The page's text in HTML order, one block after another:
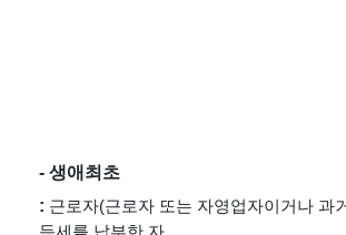
- 생애최초
: 근로자(근로자 또는 자영업자이거나 과